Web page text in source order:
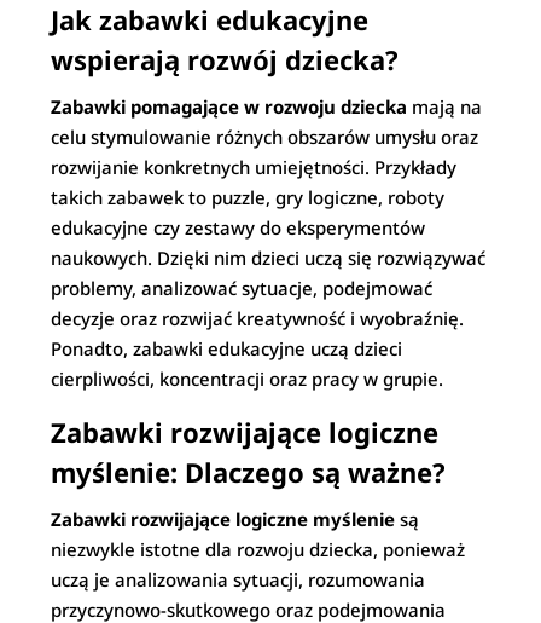
Jak zabawki edukacyjne
wspierają rozwój dziecka?
Zabawki pomagające w rozwoju dziecka mają na
celu stymulowanie różnych obszarów umysłu oraz
rozwijanie konkretnych umiejętności. Przykłady
takich zabawek to puzzle, gry logiczne, roboty
edukacyjne czy zestawy do eksperymentów
naukowych. Dzięki nim dzieci uczą się rozwiązywać
problemy, analizować sytuacje, podejmować
decyzje oraz rozwijać kreatywność i wyobraźnię.
Ponadto, zabawki edukacyjne uczą dzieci
cierpliwości, koncentracji oraz pracy w grupie.
Zabawki rozwijające logiczne
myślenie: Dlaczego są ważne?
Zabawki rozwijające logiczne myślenie są
niezwykle istotne dla rozwoju dziecka, ponieważ
uczą je analizowania sytuacji, rozumowania
przyczynowo-skutkowego oraz podejmowania